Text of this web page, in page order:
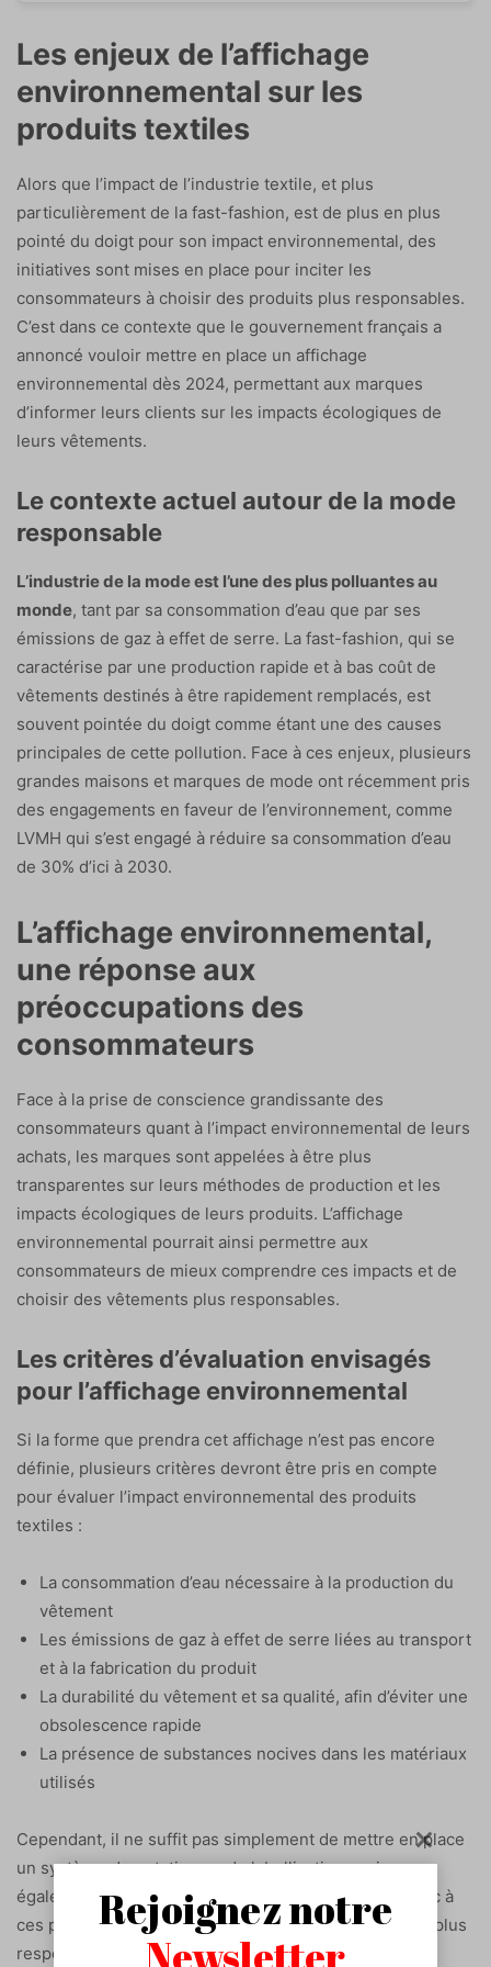
Les enjeux de l’affichage
environnemental sur les
produits textiles
Alors que l’impact de l’industrie textile, et plus
particulièrement de la fast-fashion, est de plus en plus
pointé du doigt pour son impact environnemental, des
initiatives sont mises en place pour inciter les
consommateurs à choisir des produits plus responsables.
C’est dans ce contexte que le gouvernement français a
annoncé vouloir mettre en place un affichage
environnemental dès 2024, permettant aux marques
d’informer leurs clients sur les impacts écologiques de
leurs vêtements.
Le contexte actuel autour de la mode
responsable
L’industrie de la mode est l’une des plus polluantes au
monde, tant par sa consommation d’eau que par ses
émissions de gaz à effet de serre. La fast-fashion, qui se
caractérise par une production rapide et à bas coût de
vêtements destinés à être rapidement remplacés, est
souvent pointée du doigt comme étant une des causes
principales de cette pollution. Face à ces enjeux, plusieurs
grandes maisons et marques de mode ont récemment pris
des engagements en faveur de l’environnement, comme
LVMH qui s’est engagé à réduire sa consommation d’eau
de 30% d’ici à 2030.
L’affichage environnemental,
une réponse aux
préoccupations des
consommateurs
Face à la prise de conscience grandissante des
consommateurs quant à l’impact environnemental de leurs
achats, les marques sont appelées à être plus
transparentes sur leurs méthodes de production et les
impacts écologiques de leurs produits. L’affichage
environnemental pourrait ainsi permettre aux
consommateurs de mieux comprendre ces impacts et de
choisir des vêtements plus responsables.
Les critères d’évaluation envisagés
pour l’affichage environnemental
Si la forme que prendra cet affichage n’est pas encore
définie, plusieurs critères devront être pris en compte
pour évaluer l’impact environnemental des produits
textiles :
La consommation d’eau nécessaire à la production du
vêtement
Les émissions de gaz à effet de serre liées au transport
et à la fabrication du produit
La durabilité du vêtement et sa qualité, afin d’éviter une
obsolescence rapide
La présence de substances nocives dans les matériaux
utilisés
Cependant, il ne suffit pas simplement de mettre en place
un système de notation ou de labellisation, mais
également d’informer et de sensibiliser le grand public à
ces problématiques pour inciter à une consommation plus
responsable.
Rejoignez notre
Newsletter